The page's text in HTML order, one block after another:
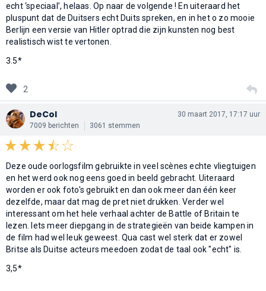
echt ‘speciaal’, helaas. Op naar de volgende ! En uiteraard het
pluspunt dat de Duitsers echt Duits spreken, en in het o zo mooie
Berlijn een versie van Hitler optrad die zijn kunsten nog best
realistisch wist te vertonen.
3.5*
2
DeCol
7009 berichten 3061 stemmen
30 maart 2017, 17:17 uur
Deze oude oorlogsfilm gebruikte in veel scènes echte vliegtuigen
en het werd ook nog eens goed in beeld gebracht. Uiteraard
worden er ook foto's gebruikt en dan ook meer dan één keer
dezelfde, maar dat mag de pret niet drukken. Verder wel
interessant om het hele verhaal achter de Battle of Britain te
lezen. Iets meer diepgang in de strategieën van beide kampen in
de film had wel leuk geweest. Qua cast wel sterk dat er zowel
Britse als Duitse acteurs meedoen zodat de taal ook "echt" is.
3,5*